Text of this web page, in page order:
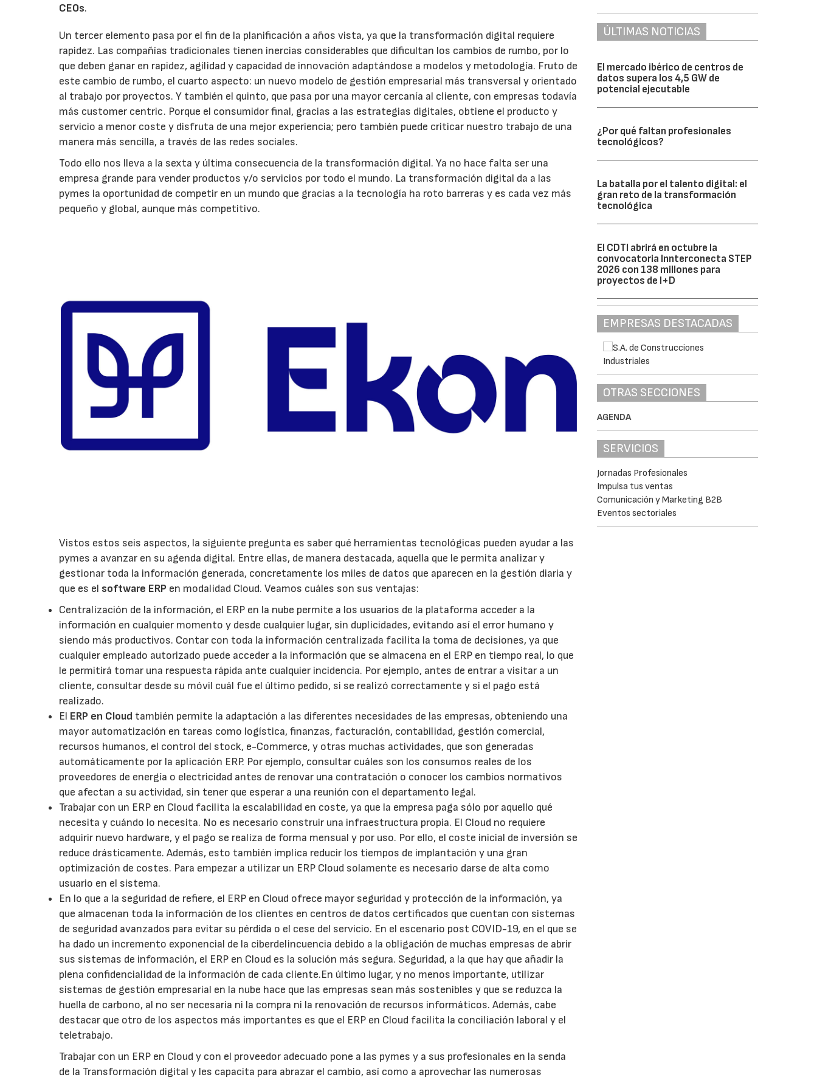
CEOs.
Un tercer elemento pasa por el fin de la planificación a años vista, ya que la transformación digital requiere
rapidez. Las compañías tradicionales tienen inercias considerables que dificultan los cambios de rumbo, por lo
que deben ganar en rapidez, agilidad y capacidad de innovación adaptándose a modelos y metodología. Fruto de
este cambio de rumbo, el cuarto aspecto: un nuevo modelo de gestión empresarial más transversal y orientado
al trabajo por proyectos. Y también el quinto, que pasa por una mayor cercanía al cliente, con empresas todavía
más customer centric. Porque el consumidor final, gracias a las estrategias digitales, obtiene el producto y
servicio a menor coste y disfruta de una mejor experiencia; pero también puede criticar nuestro trabajo de una
manera más sencilla, a través de las redes sociales.
Todo ello nos lleva a la sexta y última consecuencia de la transformación digital. Ya no hace falta ser una
empresa grande para vender productos y/o servicios por todo el mundo. La transformación digital da a las
pymes la oportunidad de competir en un mundo que gracias a la tecnología ha roto barreras y es cada vez más
pequeño y global, aunque más competitivo.
Vistos estos seis aspectos, la siguiente pregunta es saber qué herramientas tecnológicas pueden ayudar a las
pymes a avanzar en su agenda digital. Entre ellas, de manera destacada, aquella que le permita analizar y
gestionar toda la información generada, concretamente los miles de datos que aparecen en la gestión diaria y
que es el software ERP en modalidad Cloud. Veamos cuáles son sus ventajas:
Centralización de la información, el ERP en la nube permite a los usuarios de la plataforma acceder a la
información en cualquier momento y desde cualquier lugar, sin duplicidades, evitando así el error humano y
siendo más productivos. Contar con toda la información centralizada facilita la toma de decisiones, ya que
cualquier empleado autorizado puede acceder a la información que se almacena en el ERP en tiempo real, lo que
le permitirá tomar una respuesta rápida ante cualquier incidencia. Por ejemplo, antes de entrar a visitar a un
cliente, consultar desde su móvil cuál fue el último pedido, si se realizó correctamente y si el pago está
realizado.
El ERP en Cloud también permite la adaptación a las diferentes necesidades de las empresas, obteniendo una
mayor automatización en tareas como logística, finanzas, facturación, contabilidad, gestión comercial,
recursos humanos, el control del stock, e-Commerce, y otras muchas actividades, que son generadas
automáticamente por la aplicación ERP. Por ejemplo, consultar cuáles son los consumos reales de los
proveedores de energía o electricidad antes de renovar una contratación o conocer los cambios normativos
que afectan a su actividad, sin tener que esperar a una reunión con el departamento legal.
Trabajar con un ERP en Cloud facilita la escalabilidad en coste, ya que la empresa paga sólo por aquello qué
necesita y cuándo lo necesita. No es necesario construir una infraestructura propia. El Cloud no requiere
adquirir nuevo hardware, y el pago se realiza de forma mensual y por uso. Por ello, el coste inicial de inversión se
reduce drásticamente. Además, esto también implica reducir los tiempos de implantación y una gran
optimización de costes. Para empezar a utilizar un ERP Cloud solamente es necesario darse de alta como
usuario en el sistema.
En lo que a la seguridad de refiere, el ERP en Cloud ofrece mayor seguridad y protección de la información, ya
que almacenan toda la información de los clientes en centros de datos certificados que cuentan con sistemas
de seguridad avanzados para evitar su pérdida o el cese del servicio. En el escenario post COVID-19, en el que se
ha dado un incremento exponencial de la ciberdelincuencia debido a la obligación de muchas empresas de abrir
sus sistemas de información, el ERP en Cloud es la solución más segura. Seguridad, a la que hay que añadir la
plena confidencialidad de la información de cada cliente.En último lugar, y no menos importante, utilizar
sistemas de gestión empresarial en la nube hace que las empresas sean más sostenibles y que se reduzca la
huella de carbono, al no ser necesaria ni la compra ni la renovación de recursos informáticos. Además, cabe
destacar que otro de los aspectos más importantes es que el ERP en Cloud facilita la conciliación laboral y el
teletrabajo.
Trabajar con un ERP en Cloud y con el proveedor adecuado pone a las pymes y a sus profesionales en la senda
de la Transformación digital y les capacita para abrazar el cambio, así como a aprovechar las numerosas
ÚLTIMAS NOTICIAS
El mercado ibérico de centros de
datos supera los 4,5 GW de
potencial ejecutable
¿Por qué faltan profesionales
tecnológicos?
La batalla por el talento digital: el
gran reto de la transformación
tecnológica
El CDTI abrirá en octubre la
convocatoria Innterconecta STEP
2026 con 138 millones para
proyectos de I+D
EMPRESAS DESTACADAS
OTRAS SECCIONES
AGENDA
SERVICIOS
Jornadas Profesionales
Impulsa tus ventas
Comunicación y Marketing B2B
Eventos sectoriales